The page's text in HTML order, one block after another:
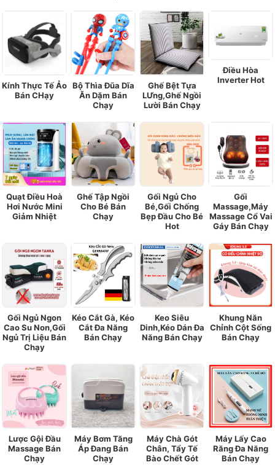
Kính Thực Tế Ảo
Bán CHạy
Bộ Thìa Đũa Dĩa
Ăn Dặm Bán
Chạy
Ghế Bệt Tựa
LƯng,Ghế Ngồi
Lười Bán Chạy
Điều Hòa
Inverter Hot
Quạt Điều Hoà
Hơi Nước Mini
Giảm Nhiệt
Ghế Tập Ngồi
Cho Bé Bán
Chạy
Gối Ngủ Cho
Bé,Gối Chống
Bẹp Đầu Cho Bé
Hot
Gối
Massage,Máy
Massage Cổ Vai
Gáy Bán Chạy
Gối Ngủ Ngon
Cao Su Non,Gối
Ngủ Trị Liệu Bán
Chạy
Kéo Cắt Gà, Kéo
Cắt Đa Năng
Bán Chạy
Keo Siêu
Dinh,Kéo Dán Đa
Năng Bán Chạy
Khung Năn
Chỉnh Cột Sống
Bán Chạy
Lược Gội Đầu
Massage Bán
Chạy
Máy Bơm Tăng
Áp Đang Bán
Chạy
Máy Chà Gót
Chân, Tẩy Tế
Bào Chết Gót
Máy Lấy Cao
Răng Đa Năng
Bán Chạy